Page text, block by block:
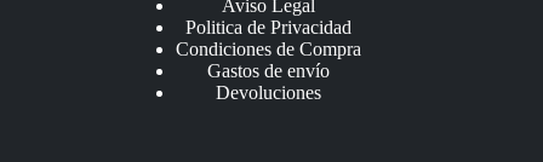
Aviso Legal
Politica de Privacidad
Condiciones de Compra
Gastos de envío
Devoluciones